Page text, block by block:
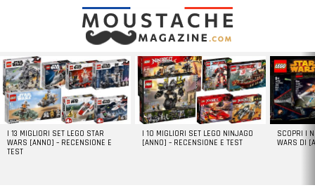
LATEST
STORIES
I 13 MIGLIORI SET LEGO STAR
WARS [ANNO] – RECENSIONE E
TEST
I 10 MIGLIORI SET LEGO NINJAGO
[ANNO] – RECENSIONE E TEST
SCOPRI I
WARS DI